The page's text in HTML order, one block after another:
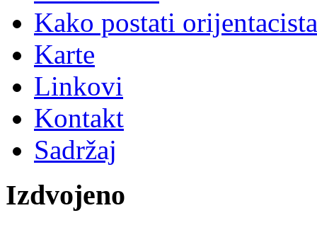
Kako postati
Karte
Linkovi
Kontakt
Sadržaj
Izdvojeno